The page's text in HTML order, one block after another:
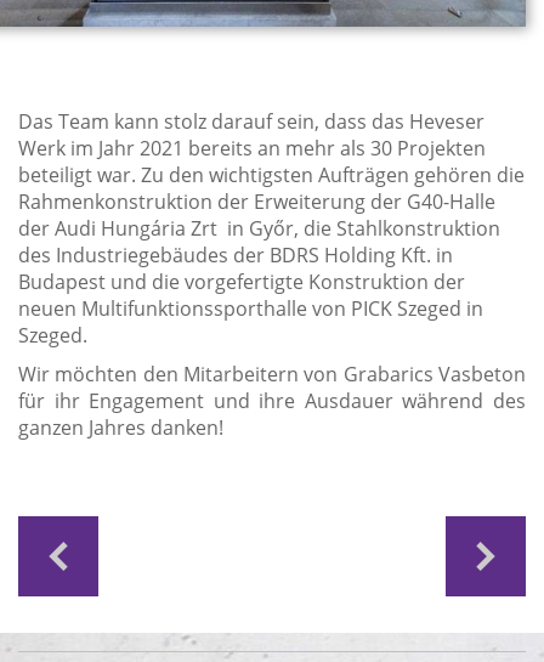
Das Team kann stolz darauf sein, dass das Heveser
Werk im Jahr 2021 bereits an mehr als 30 Projekten
beteiligt war. Zu den wichtigsten Aufträgen gehören die
Rahmenkonstruktion der Erweiterung der G40-Halle
derAudi Hungária Zrt in Győr, die Stahlkonstruktion
des Industriegebäudes der BDRS Holding Kft. in
Budapest und die vorgefertigte Konstruktion der
neuen Multifunktionssporthalle von PICK Szeged in
Szeged.
Wir möchten den Mitarbeitern von Grabarics Vasbeton
für ihr Engagement und ihre Ausdauer während des
ganzen Jahres danken!